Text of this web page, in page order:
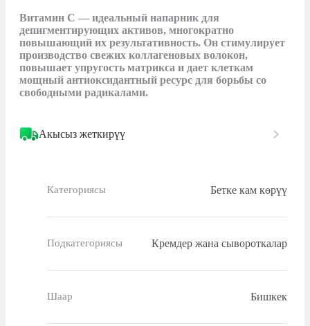
Витамин С — идеальный напарник для
депигментирующих активов, многократно
повышающий их результативность. Он стимулирует
производство свежих коллагеновых волокон,
повышает упругость матрикса и дает клеткам
мощный антиоксидантный ресурс для борьбы со
свободными радикалами.
Акысыз жеткирүү
Категориясы Бетке кам көрүү
Подкатегориясы Кремдер жана сывороткалар
Шаар Бишкек